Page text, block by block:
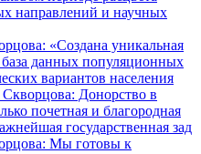
направлений и научных
«Создана уникальная
база данных популяционных
вариантов населения
Донорство в
почетная и благородная
государственная зад
Мы готовы к